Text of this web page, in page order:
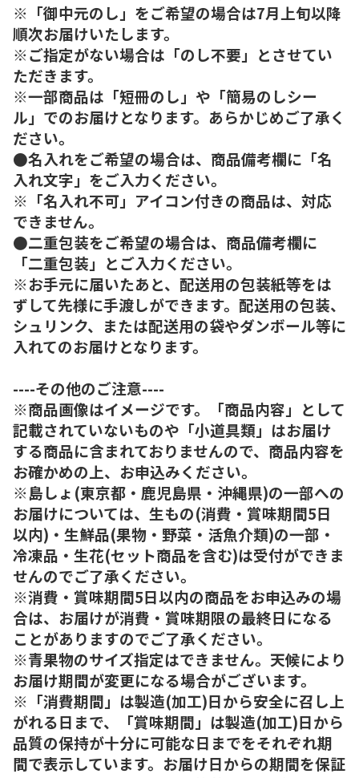
※「御中元のし」をご希望の場合は7月上旬以降
順次お届けいたします。
※ご指定がない場合は「のし不要」とさせてい
ただきます。
※一部商品は「短冊のし」や「簡易のしシー
ル」でのお届けとなります。あらかじめご了承く
ださい。
●名入れをご希望の場合は、商品備考欄に「名
入れ文字」をご入力ください。
※「名入れ不可」アイコン付きの商品は、対応
できません。
●二重包装をご希望の場合は、商品備考欄に
「二重包装」とご入力ください。
※お手元に届いたあと、配送用の包装紙等をは
ずして先様に手渡しができます。配送用の包装、
シュリンク、または配送用の袋やダンボール等に
入れてのお届けとなります。
----その他のご注意----
※商品画像はイメージです。「商品内容」として
記載されていないものや「小道具類」はお届け
する商品に含まれておりませんので、商品内容を
お確かめの上、お申込みください。
※島しょ(東京都・鹿児島県・沖縄県)の一部への
お届けについては、生もの(消費・賞味期間5日
以内)・生鮮品(果物・野菜・活魚介類)の一部・
冷凍品・生花(セット商品を含む)は受付ができま
せんのでご了承ください。
※消費・賞味期間5日以内の商品をお申込みの場
合は、お届けが消費・賞味期限の最終日になる
ことがありますのでご了承ください。
※青果物のサイズ指定はできません。天候により
お届け期間が変更になる場合がございます。
※「消費期間」は製造(加工)日から安全に召し上
がれる日まで、「賞味期間」は製造(加工)日から
品質の保持が十分に可能な日までをそれぞれ期
間で表示しています。お届け日からの期間を保証